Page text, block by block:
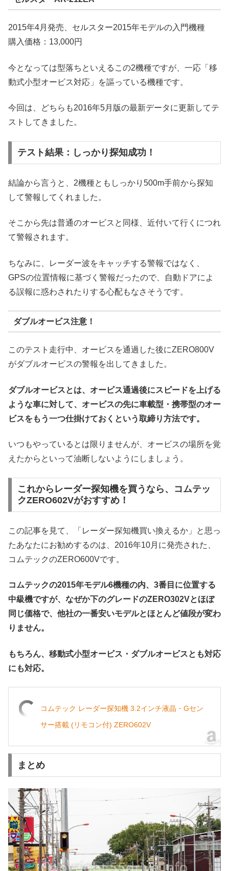
2015年4月発売、セルスター2015年モデルの入門機種
購入価格：13,000円
今となっては型落ちといえるこの2機種ですが、一応「移
動式小型オービス対応」を謳っている機種です。
今回は、どちらも2016年5月版の最新データに更新してテ
ストしてきました。
テスト結果：しっかり探知成功！
結論から言うと、2機種ともしっかり500m手前から探知
して警報してくれました。
そこから先は普通のオービスと同様、近付いて行くにつれ
て警報されます。
ちなみに、レーダー波をキャッチする警報ではなく、
GPSの位置情報に基づく警報だったので、自動ドアによ
る誤報に惑わされたりする心配もなさそうです。
ダブルオービス注意！
このテスト走行中、オービスを通過した後にZERO800V
がダブルオービスの警報を出してきました。
ダブルオービスとは、オービス通過後にスピードを上げる
ような車に対して、オービスの先に車載型・携帯型のオー
ビスをもう一つ仕掛けておくという取締り方法です。
いつもやっているとは限りませんが、オービスの場所を覚
えたからといって油断しないようにしましょう。
これからレーダー探知機を買うなら、コムテッ
クZERO602Vがおすすめ！
この記事を見て、「レーダー探知機買い換えるか」と思っ
たあなたにお勧めするのは、2016年10月に発売された、
コムテックのZERO600Vです。
コムテックの2015年モデル6機種の内、3番目に位置する
中級機ですが、なぜか下のグレードのZERO302Vとほぼ
同じ価格で、他社の一番安いモデルとほとんど値段が変わ
りません。
もちろん、移動式小型オービス・ダブルオービスとも対応
にも対応。
コムテック レーダー探知機 3.2インチ液晶・Gセン
サー搭載 (リモコン付) ZERO602V
まとめ